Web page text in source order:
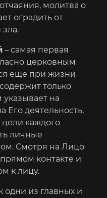
молитва о
оградить от
– самая первая
церковным
еще при жизни
только
на
Его деятельность,
каждого
личные
Смотря на Лицо
контакте и
к лицу.
одни из главных и